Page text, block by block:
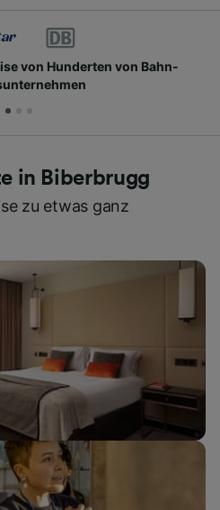
von Hunderten von Bahn-
in Biberbrugg
zu etwas ganz